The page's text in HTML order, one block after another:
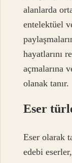
alanlarda
entelektüel
hayatlarını
açmalarına
olanak tanır.
Eser
Eser olarak
edebi